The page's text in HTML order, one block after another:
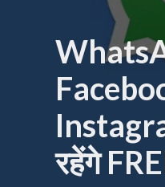
रहेंगे